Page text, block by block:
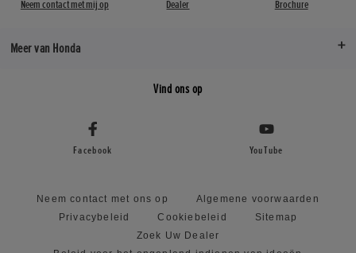
Neem contact met mij op Dealer Brochure
Meer van Honda
Vind ons op
Facebook YouTube
Neem contact met ons op
Algemene voorwaarden
Privacybeleid
Cookiebeleid
Sitemap
Zoek Uw Dealer